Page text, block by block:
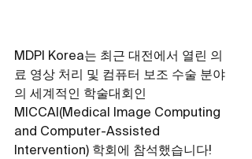
MDPI Korea는 최근 대전에서 열린 의
료 영상 처리 및 컴퓨터 보조 수술 분야
의 세계적인 학술대회인
MICCAI(Medical Image Computing
and Computer-Assisted
Intervention) 학회에 참석했습니다!